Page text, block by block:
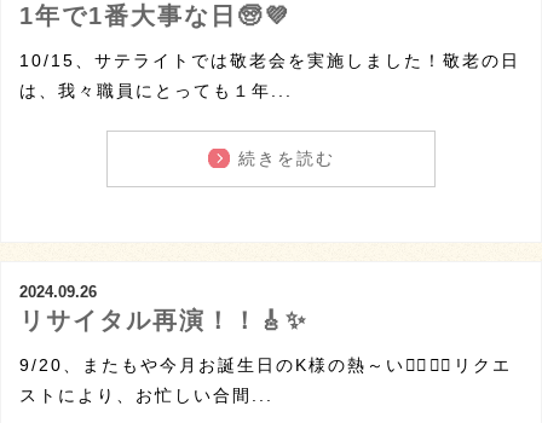
1年で1番大事な日🧓💜
10/15、サテライトでは敬老会を実施しました！敬老の日
は、我々職員にとっても１年...
続きを読む
2024.09.26
リサイタル再演！！🎸✨
9/20、またもや今月お誕生日のK様の熱～い❤️‍🔥❤️‍🔥リクエ
ストにより、お忙しい合間...